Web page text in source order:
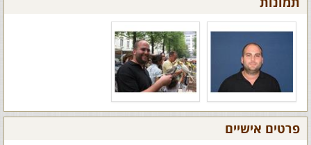
פרטים אישיים